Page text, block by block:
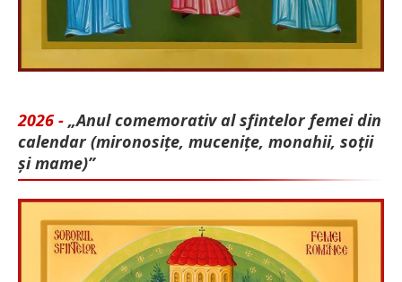
2026 - „Anul comemorativ al sfintelor femei din
calendar (mironosițe, mu­cenițe, monahii, soții
și mame)”